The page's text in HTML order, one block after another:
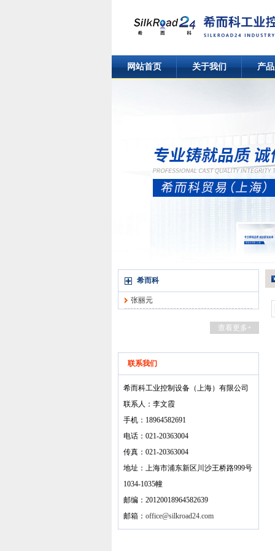
网站首页 关于我们 产
希而科
张丽元
查看更多+
联系我们
希而科工业控制设备（上海）有限公司
联系人：李文霞
手机：18964582691
电话：021-20363004
传真：021-20363004
地址：上海市浦东新区川沙王桥路999号
1034-1035幢
邮编：20120018964582639
邮箱： office@silkroad24.com